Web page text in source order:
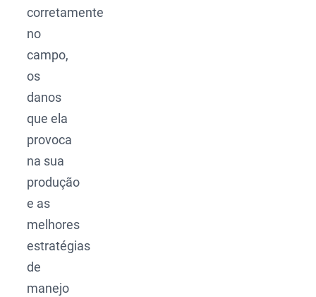
corretamente
no
campo,
os
danos
que ela
provoca
na sua
produção
e as
melhores
estratégias
de
manejo